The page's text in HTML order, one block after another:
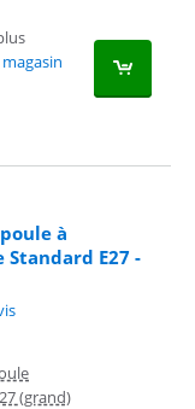
magasin
à
E27 -
(grand)